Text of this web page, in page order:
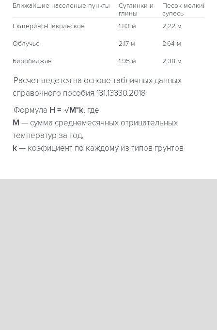
Ближайшие населеные пункты
Суглинки и
глины
Песок мелкий,
супесь
Екатерино-Никольское
1.83 м 2.22 м
Облучье 2.17 м 2.64 м
Биробиджан 1.95 м 2.38 м
Расчет ведется на основе табличных данных
справочного пособия 131.13330.2018
Формула H = √M*k, где
М — сумма среднемесячных отрицательных
температур за год,
k — коэфициент по каждому из типов грунтов